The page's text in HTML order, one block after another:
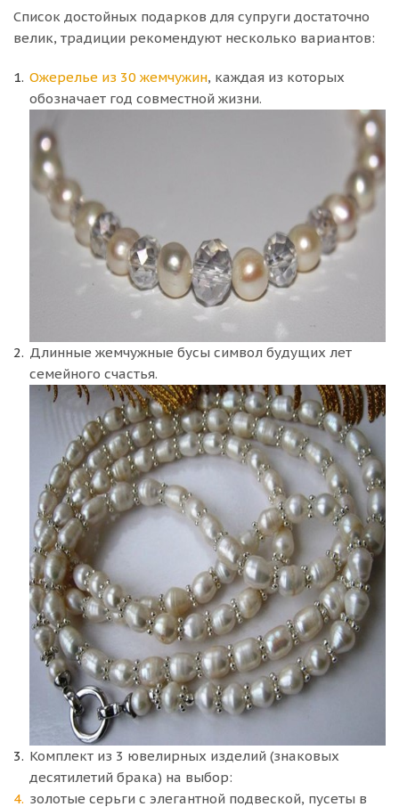
Список достойных подарков для супруги достаточно
велик, традиции рекомендуют несколько вариантов:
Ожерелье из 30 жемчужин, каждая из которых
обозначает год совместной жизни.
Длинные жемчужные бусы символ будущих лет
семейного счастья.
Комплект из 3 ювелирных изделий (знаковых
десятилетий брака) на выбор:
золотые серьги с элегантной подвеской, пусеты в